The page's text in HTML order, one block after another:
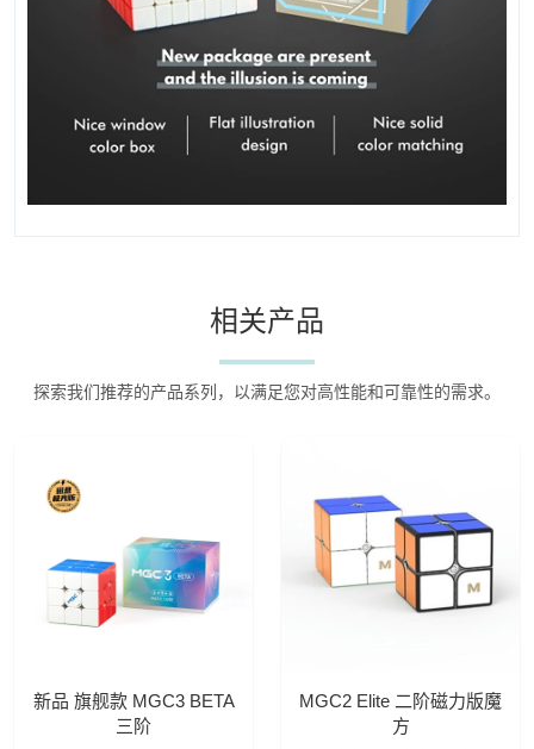
相关产品
探索我们推荐的产品系列，以满足您对高性能和可靠性的需求。
新品 旗舰款 MGC3 BETA
三阶
MGC2 Elite 二阶磁力版魔
方